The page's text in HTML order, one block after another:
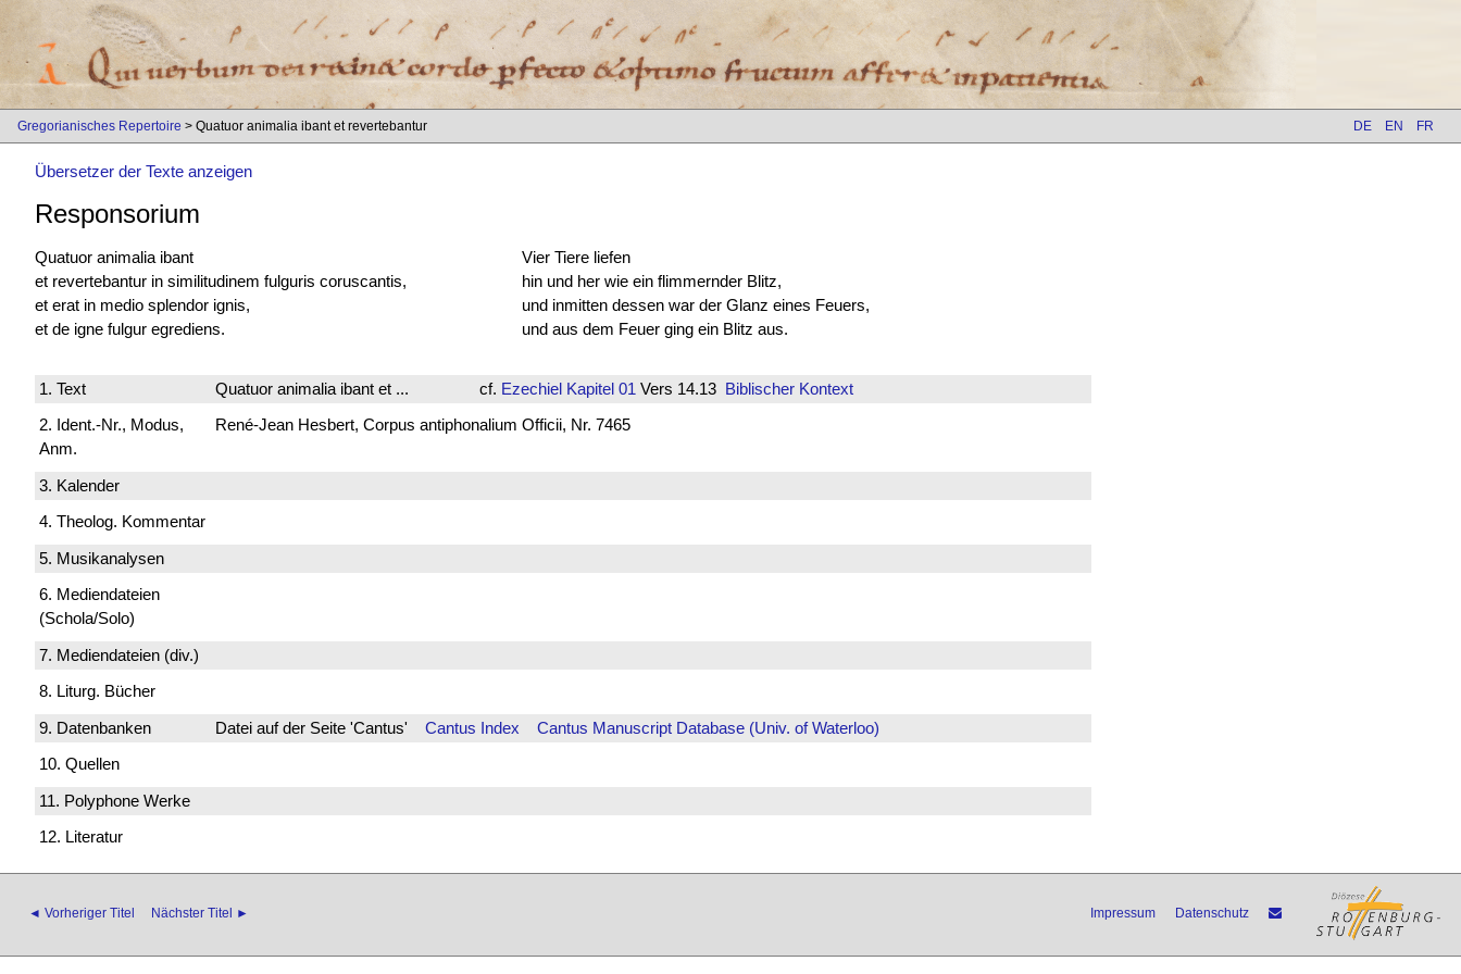
Gregorianisches Repertoire > Quatuor animalia ibant et revertebantur DE EN FR
Übersetzer der Texte anzeigen
Responsorium
Quatuor animalia ibant
et revertebantur in similitudinem fulguris coruscantis,
et erat in medio splendor ignis,
et de igne fulgur egrediens.
Vier Tiere liefen
hin und her wie ein flimmernder Blitz,
und inmitten dessen war der Glanz eines Feuers,
und aus dem Feuer ging ein Blitz aus.
1. Text Quatuor animalia ibant et ... cf. EzechielKapitel 01 Vers 14.13 Biblischer Kontext
2. Ident.-Nr., Modus,
Anm.
René-Jean Hesbert, Corpus antiphonalium Officii, Nr. 7465
3. Kalender
4. Theolog. Kommentar
5. Musikanalysen
6. Mediendateien
(Schola/Solo)
7. Mediendateien (div.)
8. Liturg. Bücher
9. Datenbanken
Datei auf der Seite 'Cantus' Cantus Index
Cantus Manuscript Database (Univ. of Waterloo)
10. Quellen
11. Polyphone Werke
12. Literatur
◄ Vorheriger Titel Nächster Titel ► Impressum Datenschutz